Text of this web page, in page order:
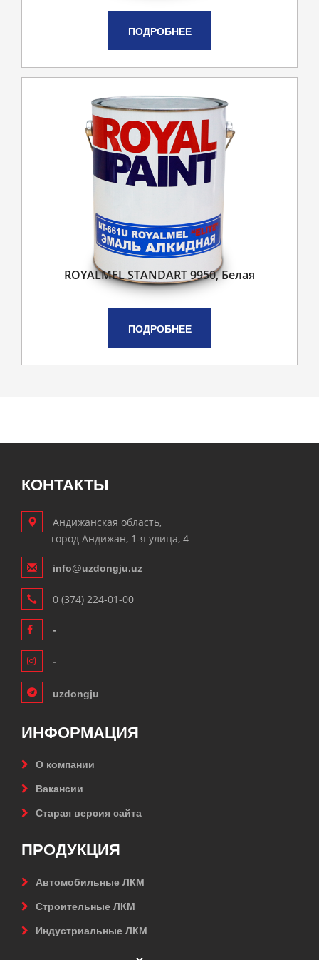
ПОДРОБНЕЕ
ROYALMEL STANDART 9950, Белая
ПОДРОБНЕЕ
КОНТАКТЫ
Андижанская область,
город Андижан, 1-я улица, 4
info@uzdongju.uz
0 (374) 224-01-00
-
-
uzdongju
ИНФОРМАЦИЯ
О компании
Вакансии
Старая версия сайта
ПРОДУКЦИЯ
Автомобильные ЛКМ
Строительные ЛКМ
Индустриальные ЛКМ